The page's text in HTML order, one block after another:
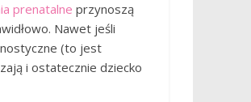
prenatalne przynoszą
Nawet jeśli
(to jest
i ostatecznie dziecko